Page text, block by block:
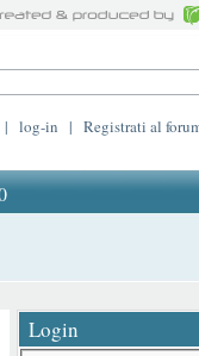
| log-in | Registrati al
Login